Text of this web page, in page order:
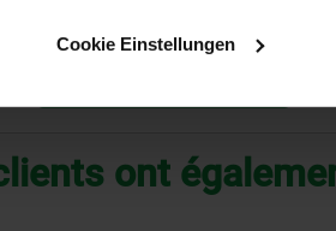
Cookie Einstellungen
ont